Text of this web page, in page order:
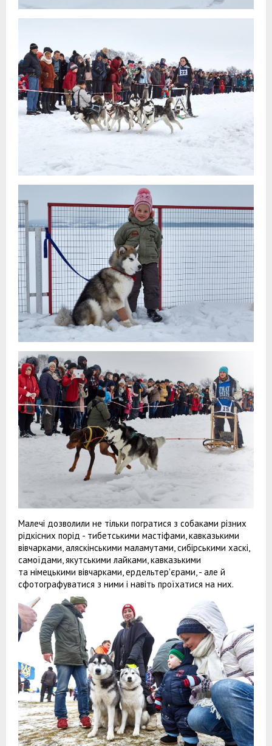
Малечі дозволили не тільки погратися з собаками різних
рідкісних порід - тибетськими мастіфами, кавказькими
вівчарками, аляскінськими маламутами, сибірськими хаскі,
самоїдами, якутськими лайками, кавказькими
та німецькими вівчарками, ердельтер'єрами, - але й
сфотографуватися з ними і навіть проїхатися на них.